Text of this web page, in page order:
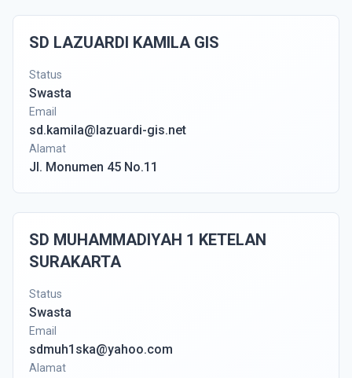
SD LAZUARDI KAMILA GIS
Status
Swasta
Email
sd.kamila@lazuardi-gis.net
Alamat
Jl. Monumen 45 No.11
SD MUHAMMADIYAH 1 KETELAN
SURAKARTA
Status
Swasta
Email
sdmuh1ska@yahoo.com
Alamat